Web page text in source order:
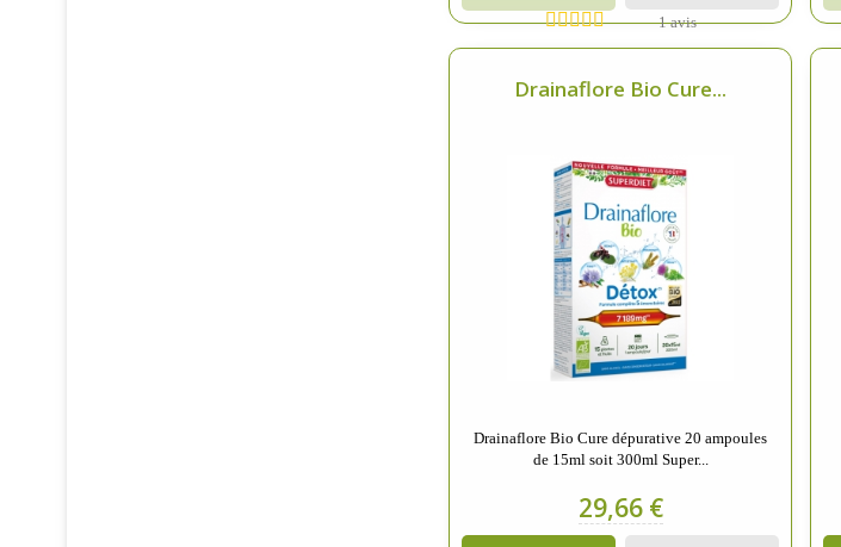
1 avis
Drainaflore Bio Cure...
Drainaflore Bio Cure dépurative 20 ampoules
de 15ml soit 300ml Super...
29,66 €